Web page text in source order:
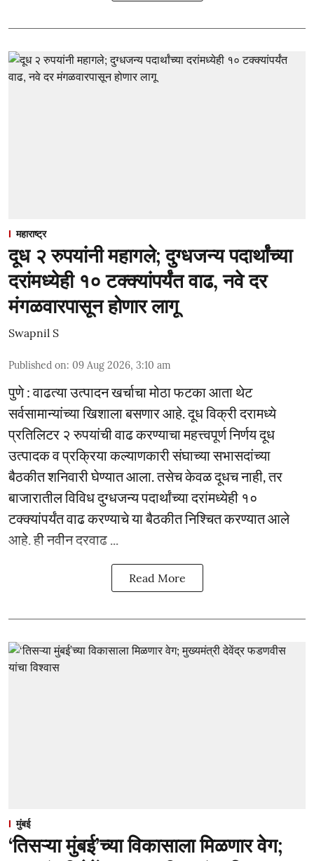
महाराष्ट्र
दूध २ रुपयांनी महागले; दुग्धजन्य पदार्थांच्या
दरांमध्येही १० टक्क्यांपर्यंत वाढ, नवे दर
मंगळवारपासून होणार लागू
Swapnil S
Published on: 09 Aug 2026, 3:10 am
पुणे : वाढत्या उत्पादन खर्चाचा मोठा फटका आता थेट
सर्वसामान्यांच्या खिशाला बसणार आहे. दूध विक्री दरामध्ये
प्रतिलिटर २ रुपयांची वाढ करण्याचा महत्त्वपूर्ण निर्णय दूध
उत्पादक व प्रक्रिया कल्याणकारी संघाच्या सभासदांच्या
बैठकीत शनिवारी घेण्यात आला. तसेच केवळ दूधच नाही, तर
बाजारातील विविध दुग्धजन्य पदार्थांच्या दरांमध्येही १०
टक्क्यांपर्यंत वाढ करण्याचे या बैठकीत निश्चित करण्यात आले
आहे. ही नवीन दरवाढ ...
Read More
मुंबई
‘तिसऱ्या मुंबई’च्या विकासाला मिळणार वेग;